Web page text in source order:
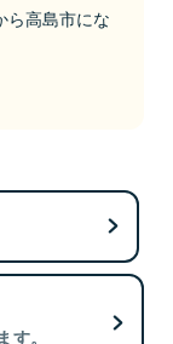
ら高島市にな
。